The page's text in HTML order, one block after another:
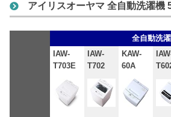
アイリスオーヤマ 全自動洗濯機
全自動洗
IAW-
T703E
IAW-
T702
KAW-
60A